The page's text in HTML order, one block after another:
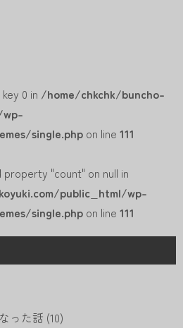
0 in /home/chkchk/buncho-
single.php on line 111
"count" on null in
public_html/wp-
single.php on line 111
った話 (10)